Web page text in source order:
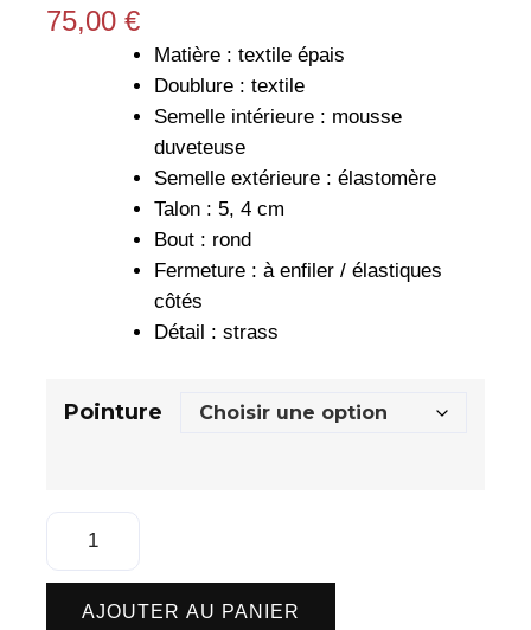
75,00 €
Matière : textile épais
Doublure : textile
Semelle intérieure : mousse
duveteuse
Semelle extérieure : élastomère
Talon : 5, 4 cm
Bout : rond
Fermeture : à enfiler / élastiques
côtés
Détail : strass
Pointure
AJOUTER AU PANIER